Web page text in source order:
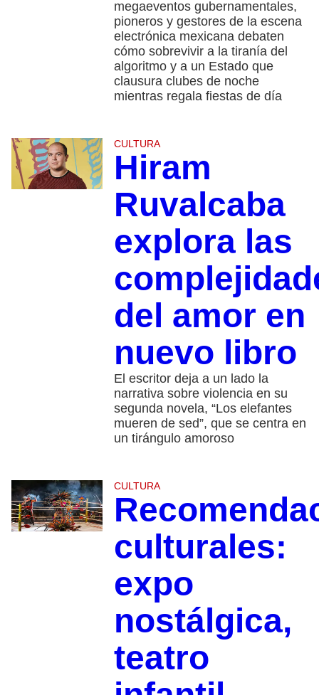
megaeventos gubernamentales,
pioneros y gestores de la escena
electrónica mexicana debaten
cómo sobrevivir a la tiranía del
algoritmo y a un Estado que
clausura clubes de noche
mientras regala fiestas de día
CULTURA
Hiram
Ruvalcaba
explora las
del amor en
nuevo libro
El escritor deja a un lado la
narrativa sobre violencia en su
segunda novela, “Los elefantes
mueren de sed”, que se centra en
un tirángulo amoroso
CULTURA
culturales:
expo
nostálgica,
teatro